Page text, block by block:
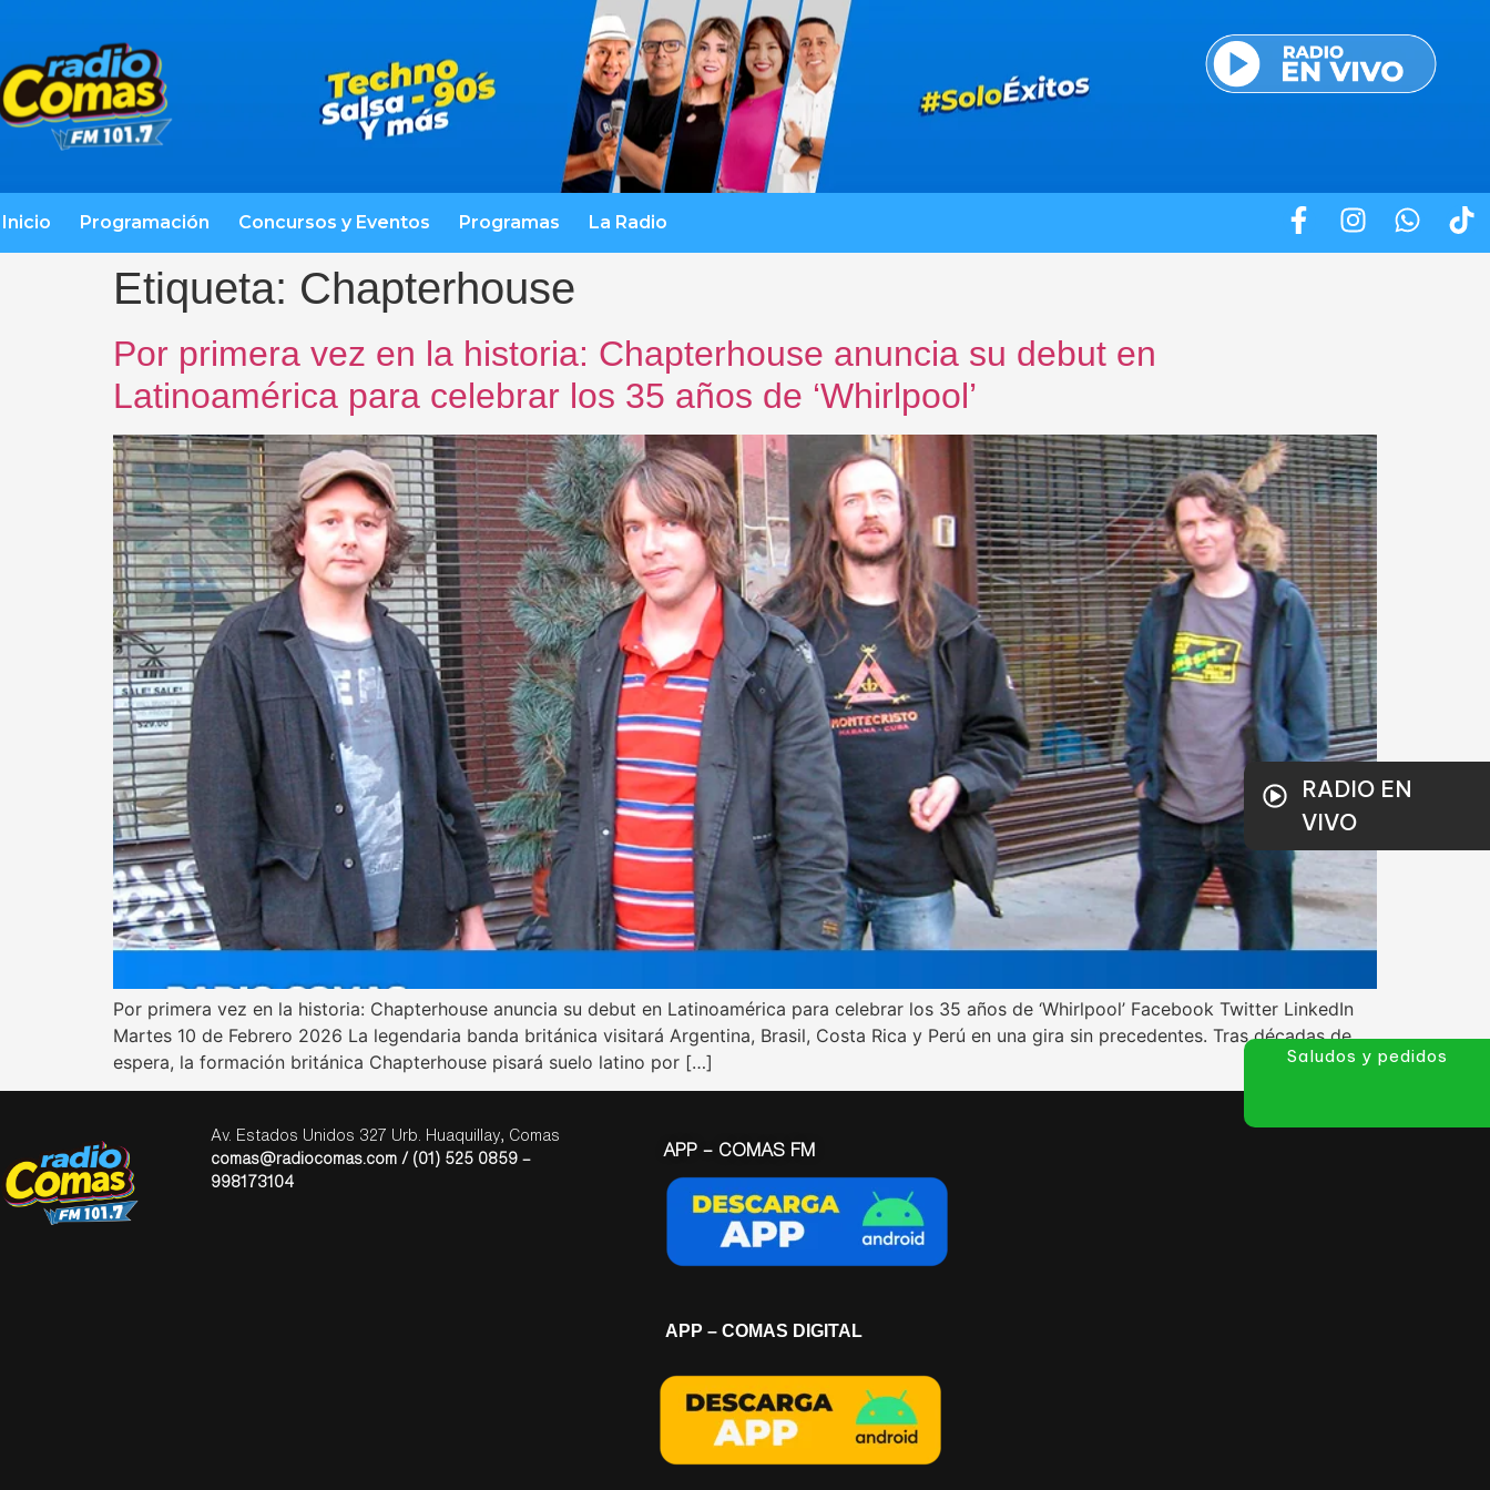
Inicio Programación Concursos y Eventos Programas La Radio
Etiqueta: Chapterhouse
Por primera vez en la historia: Chapterhouse anuncia su debut en
Latinoamérica para celebrar los 35 años de ‘Whirlpool’
Por primera vez en la historia: Chapterhouse anuncia su debut en Latinoamérica para celebrar los 35 años de ‘Whirlpool’ Facebook Twitter LinkedIn
Martes 10 de Febrero 2026 La legendaria banda británica visitará Argentina, Brasil, Costa Rica y Perú en una gira sin precedentes. Tras décadas de
espera, la formación británica Chapterhouse pisará suelo latino por […]
Av. Estados Unidos 327 Urb. Huaquillay, Comas
comas@radiocomas.com / (01) 525 0859 –
998173104
APP – COMAS FM
APP – COMAS DIGITAL
RADIO EN
VIVO
Saludos y pedidos